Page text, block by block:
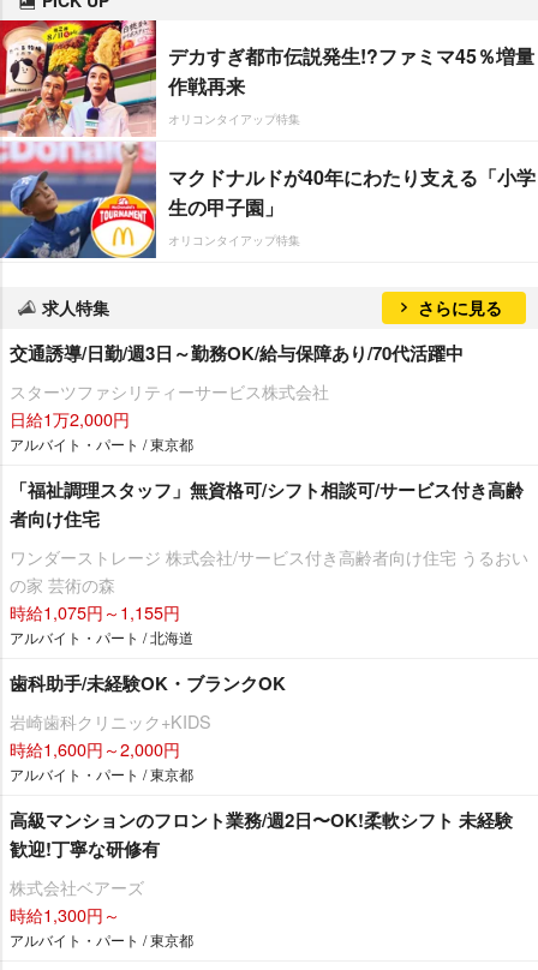
デカすぎ都市伝説発生!?ファミマ45％増量
作戦再来
オリコンタイアップ特集
マクドナルドが40年にわたり支える「小学
生の甲子園」
オリコンタイアップ特集
求人特集 さらに見る
交通誘導/日勤/週3日～勤務OK/給与保障あり/70代活躍中
スターツファシリティーサービス株式会社
日給1万2,000円
アルバイト・パート / 東京都
「福祉調理スタッフ」無資格可/シフト相談可/サービス付き高齢
者向け住宅
ワンダーストレージ 株式会社/サービス付き高齢者向け住宅 うるおい
の家 芸術の森
時給1,075円～1,155円
アルバイト・パート / 北海道
歯科助手/未経験OK・ブランクOK
崎歯科クリニック+KIDS
時給1,600円～2,000円
アルバイト・パート / 東京都
⾼級マンションのフロント業務/週2⽇〜OK!柔軟シフト 未経験
歓迎!丁寧な研修有
株式会社ベアーズ
時給1,300円～
アルバイト・パート / 東京都